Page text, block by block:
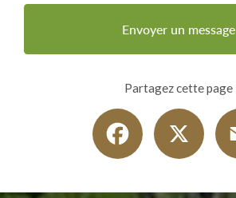
Envoyer un message
Partagez cette page
Facebook